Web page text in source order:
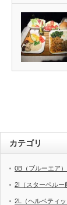
カテゴリ
0B（ブルーエア）
2I（スターペルー
2L（ヘルベティッ